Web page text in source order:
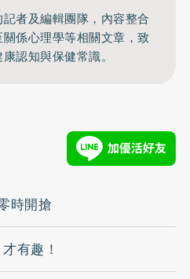
記者及編輯團隊，內容整合
係心理學等相關文章，致
認知與保健常識。
時開搶
有趣！